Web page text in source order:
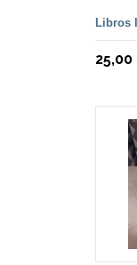
25,00